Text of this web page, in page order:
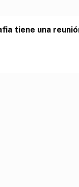
tiene una